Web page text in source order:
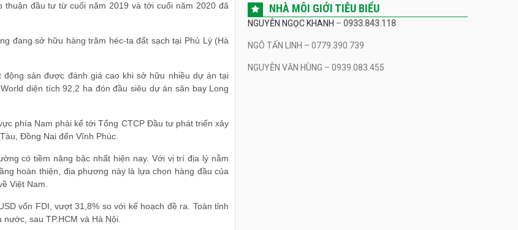
đầu tư từ cuối năm 2019 và tới cuối năm 2020 đã
đang sở hữu hàng trăm héc-ta đất sạch tại Phủ Lý (Hà
sản được đánh giá cao khi sở hữu nhiều dự án tại
diện tích 92,2 ha đón đầu siêu dự án sân bay Long
phía Nam phải kể tới Tổng CTCP Đầu tư phát triển xây
Đồng Nai đến Vĩnh Phúc.
có tiềm năng bậc nhất hiện nay. Với vị trí địa lý nằm
hoàn thiện, địa phương này là lựa chọn hàng đầu của
Việt Nam.
vốn FDI, vượt 31,8% so với kế hoạch đề ra. Toàn tỉnh
sau TP.HCM và Hà Nội.
NHÀ MÔI GIỚI TIÊU BIỂU
NGUYỄN NGỌC KHANH –0933.843.118
NGÔ TẤN LINH – 0779.390.739
NGUYỄN VĂN HÙNG – 0939.083.455